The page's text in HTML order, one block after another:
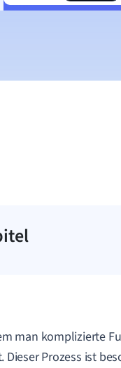
man komplizierte
Prozess ist